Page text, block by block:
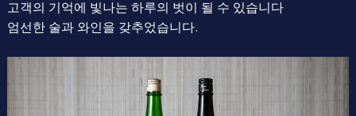
고객의 기억에 빛나는 하루의 벗이 될 수 있습니다
엄선한 술과 와인을 갖추었습니다.